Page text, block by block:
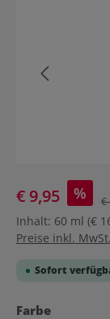
€ 9,95 % €
Inhalt: 60 ml (€
Preise inkl.
Sofort
Farbe